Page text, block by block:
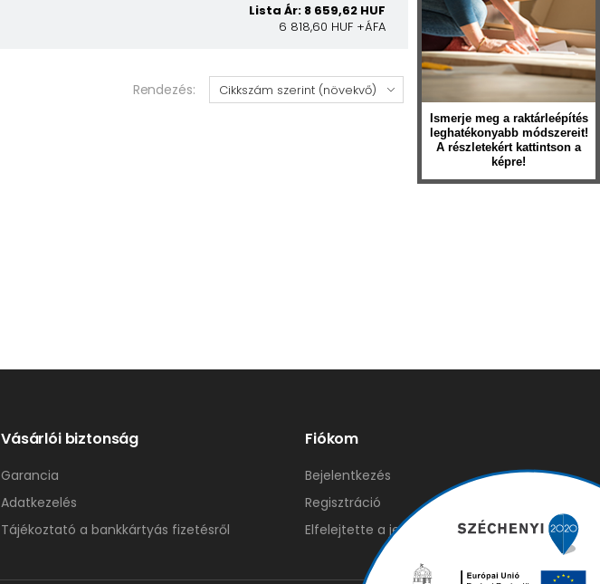
Lista Ár: 8 659,62 HUF
6 818,60 HUF +ÁFA
Rendezés:
Ismerje meg a raktárleépítés
leghatékonyabb módszereit!
A részletekért kattintson a
képre!
Vásárlói biztonság
Garancia
Adatkezelés
Tájékoztató a bankkártyás fizetésről
Fiókom
Bejelentkezés
Regisztráció
Elfelejtette a jelszavát?